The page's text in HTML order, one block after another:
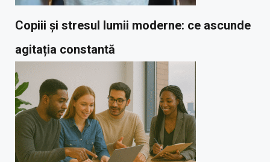
Copiii și stresul lumii moderne: ce ascunde
agitația constantă